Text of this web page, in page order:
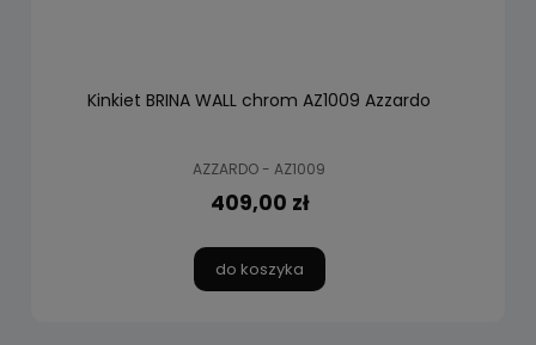
Kinkiet BRINA WALL chrom AZ1009 Azzardo
AZZARDO - AZ1009
409,00 zł
do koszyka